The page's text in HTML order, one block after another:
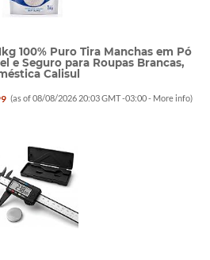
100% Puro Tira Manchas em Pó
e Seguro para Roupas Brancas,
Calisul
(as of 08/08/2026 20:03 GMT -03:00 - More info)